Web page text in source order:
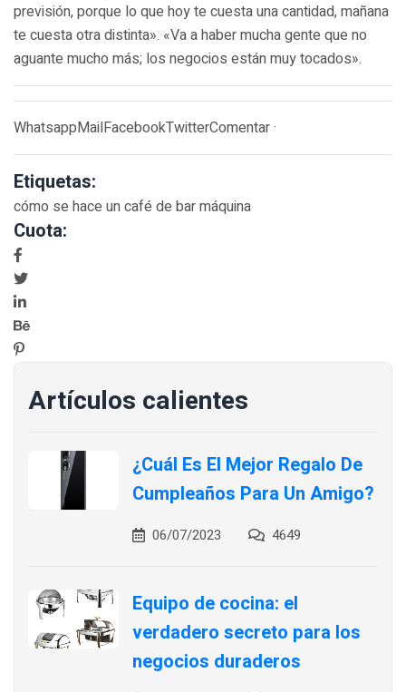
Artículos calientes
¿Cuál Es El Mejor Regalo De
Cumpleaños Para Un Amigo?
06/07/2023 4649
Equipo de cocina: el
verdadero secreto para los
negocios duraderos
previsión, porque lo que hoy te cuesta una cantidad, mañana
te cuesta otra distinta». «Va a haber mucha gente que no
aguante mucho más; los negocios están muy tocados».
WhatsappMailFacebookTwitterComentar ·
Etiquetas:
cómo se hace un café de bar máquina
Cuota: